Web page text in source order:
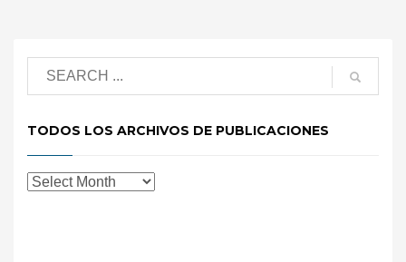
TODOS LOS ARCHIVOS DE PUBLICACIONES